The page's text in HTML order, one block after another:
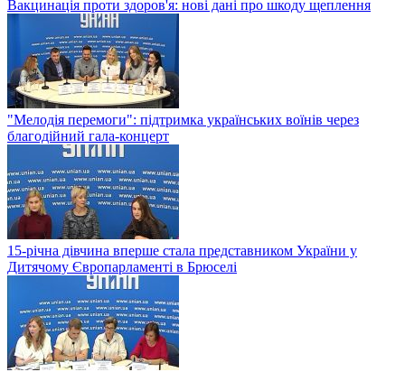
Вакцинація проти здоров'я: нові дані про шкоду щеплення
"Мелодія перемоги": підтримка українських воїнів через
благодійний гала-концерт
15-річна дівчина вперше стала представником України у
Дитячому Європарламенті в Брюселі